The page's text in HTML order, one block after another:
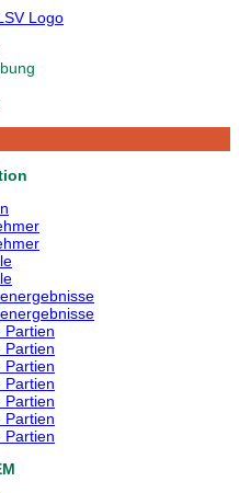
Partien
Partien
Partien
Partien
Partien
Partien
Partien